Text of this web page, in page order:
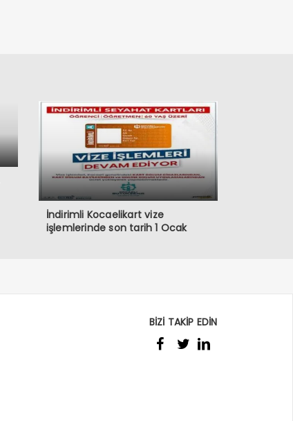
İndirimli Kocaelikart vize
işlemlerinde son tarih 1 Ocak
BİZİ TAKİP EDİN